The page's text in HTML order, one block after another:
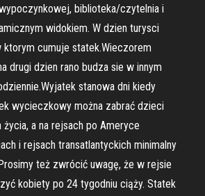
biblioteka/czytelnia i
widokiem. W dzien turysci
cumuje statek.Wieczorem
drugi dzien rano budza sie w innym
stanowa dni kiedy
wycieczkowy można zabrać dzieci
a na rejsach po Ameryce
i rejsach transatlantyckich minimalny
też zwrócić uwagę, że w rejsie
kobiety po 24 tygodniu ciąży. Statek